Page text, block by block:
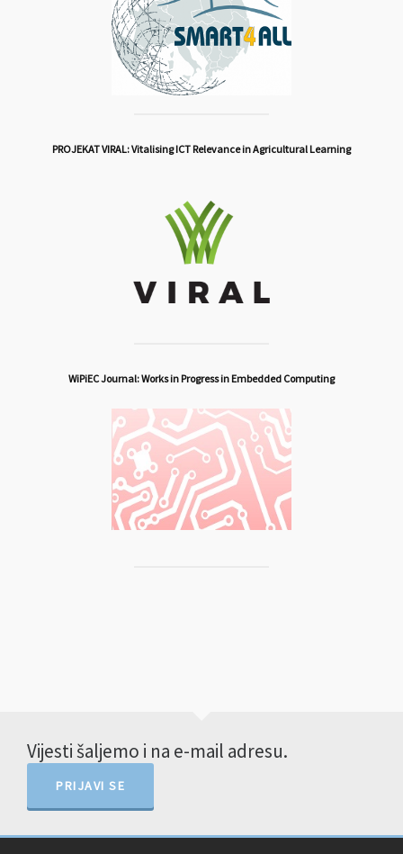
PROJEKAT VIRAL: Vitalising ICT Relevance in Agricultural Learning
WiPiEC Journal: Works in Progress in Embedded Computing
Vijesti šaljemo i na e-mail adresu.
PRIJAVI SE